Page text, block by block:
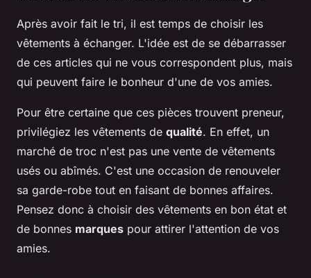
Après avoir fait le tri, il est temps de choisir les
vêtements à échanger. L'idée est de se débarrasser
de ces articles qui ne vous correspondent plus, mais
qui peuvent faire le bonheur d'une de vos amies.
Pour être certaine que ces pièces trouvent preneur,
privilégiez les vêtements de qualité. En effet, un
marché de troc n'est pas une vente de vêtements
usés ou abîmés. C'est une occasion de renouveler
sa garde-robe tout en faisant de bonnes affaires.
Pensez donc à choisir des vêtements en bon état et
de bonnes marques pour attirer l'attention de vos
amies.